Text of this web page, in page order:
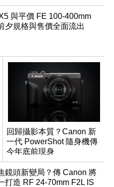
與平價 FE 100-400mm
夕規格與售價全面流出
回歸攝影本質？Canon 新
一代 PowerShot 隨身機傳
今年底前現身
鏡頭新變局？傳 Canon 將
打造 RF 24-70mm F2L IS